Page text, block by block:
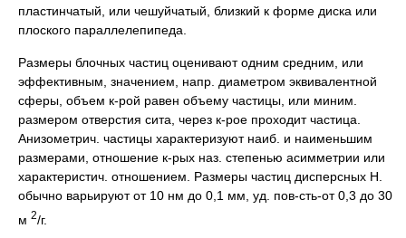
пластинчатый, или чешуйчатый, близкий к форме диска или
плоского параллелепипеда.
Размеры блочных частиц оценивают одним средним, или
эффективным, значением, напр. диаметром эквивалентной
сферы, объем к-рой равен объему частицы, или миним.
размером отверстия сита, через к-рое проходит частица.
Анизометрич. частицы характеризуют наиб. и наименьшим
размерами, отношение к-рых наз. степенью асимметрии или
характеристич. отношением. Размеры частиц дисперсных Н.
обычно варьируют от 10 нм до 0,1 мм, уд. пов-сть-от 0,3 до 30
м 2/г.